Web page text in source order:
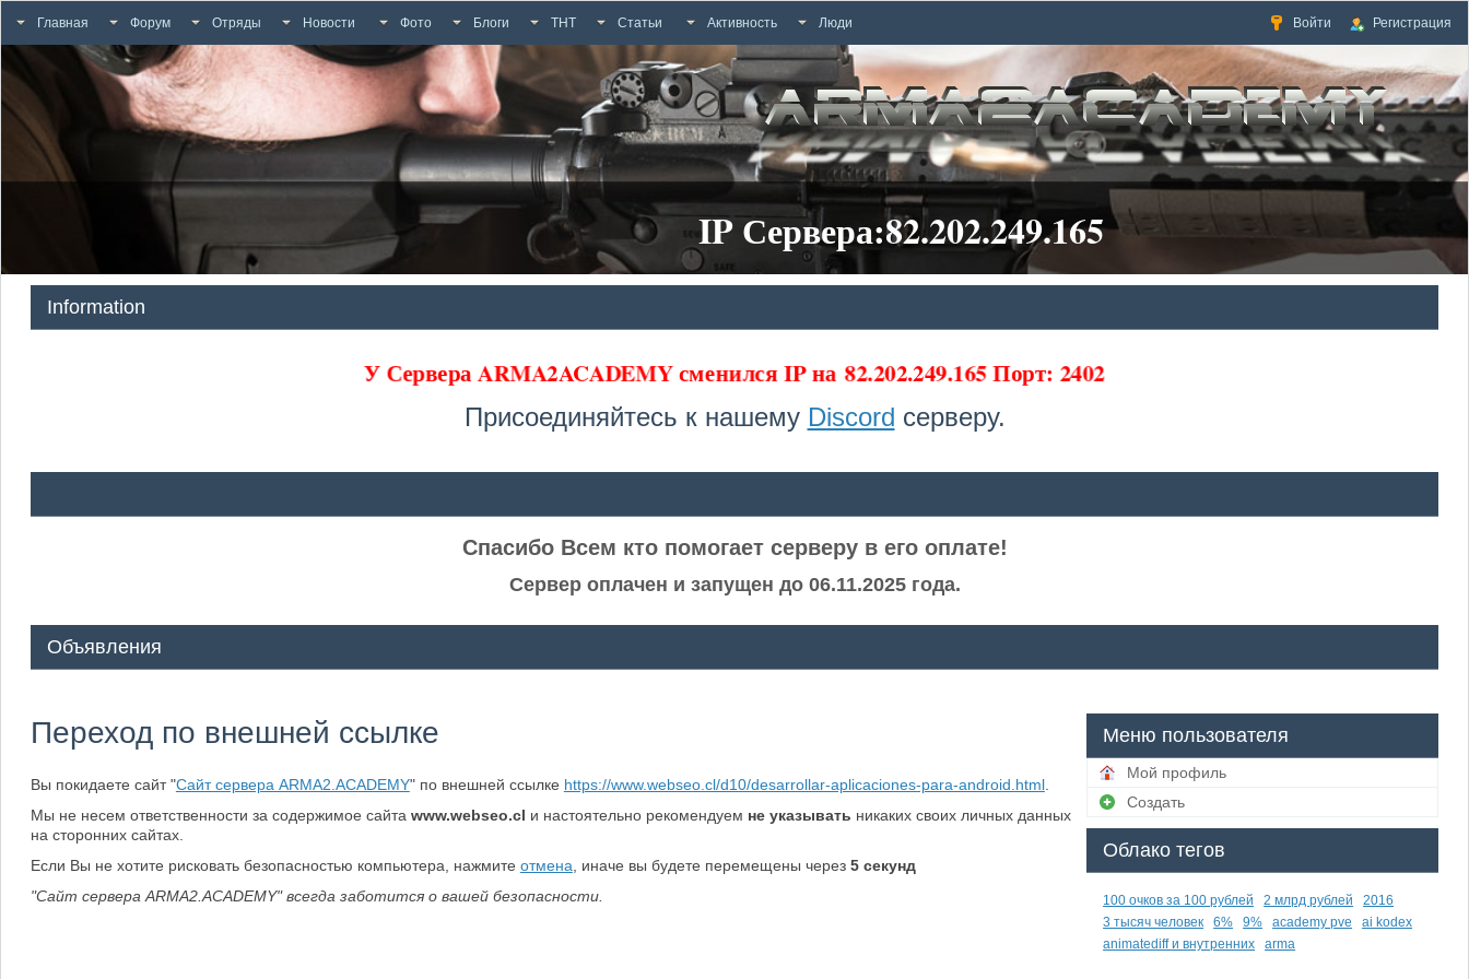
Главная Форум Отряды Новости Фото Блоги ТНТ Статьи Активность Люди Войти Регистрация
IP Сервера:82.202.249.165
Information
У Сервера ARMA2ACADEMY сменился IP на82.202.249.165 Порт: 2402
Присоединяйтесь к нашему Discord серверу.
Спасибо Всем кто помогает серверу в его оплате!
Сервер оплачен и запущен до 06.11.2025 года.
Объявления
Переход по внешней ссылке
Вы покидаете сайт "Сайт сервера ARMA2.ACADEMY" по внешней ссылке https://www.webseo.cl/d10/desarrollar-aplicaciones-para-android.html.
Мы не несем ответственности за содержимое сайта www.webseo.cl и настоятельно рекомендуем не указывать никаких своих личных данных
на сторонних сайтах.
Если Вы не хотите рисковать безопасностью компьютера, нажмите отмена , иначе вы будете перемещены через 5секунд
"Сайт сервера ARMA2.ACADEMY" всегда заботится о вашей безопасности.
Меню пользователя
Мой профиль
Создать
Облако тегов
100 очков за 100 рублей 2 млрд рублей
2016
3 тысяч человек
6% 9% academy pve
ai kodex
animatediff и внутренних
arma